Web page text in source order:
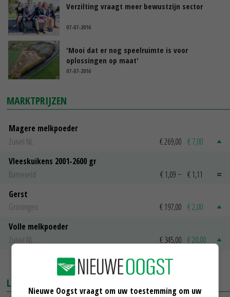
Verzilting vraagt meer bewustzijn sector
07-07-2016
'Mooi dat er nog speelruimte is voor
oplossingen op maat'
07-07-2016
MARKTPRIJZEN
Magere melkpoeder
Zuivel NL
€ 269,00 € 7,00
Vleeskuikens 2001-2600 gr
Barneveld
€ 1,09 ~ € 1,11
Gerst
Groningen
€ 197,00 € 2,00
Volle melkpoeder
Zuivel NL
€ 345,00 € 20,00
MEER MARKTPRIJZEN
LAATSTE NIEUWS
Nieuwe Oogst vraagt om uw toestemming om uw